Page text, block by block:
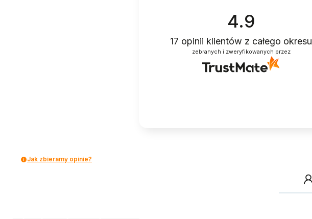
4.9
17 opinii klientów z całego okresu
zebranych i zweryfikowanych przez
Jak zbieramy opinie?